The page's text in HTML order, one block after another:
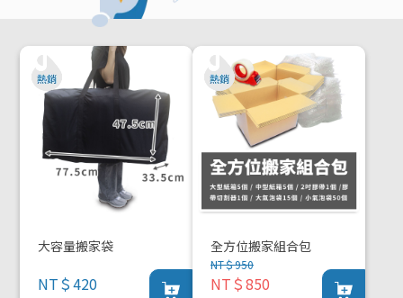
大容量搬家袋
NT＄420
全方位搬家組合包
NT＄950
NT＄850